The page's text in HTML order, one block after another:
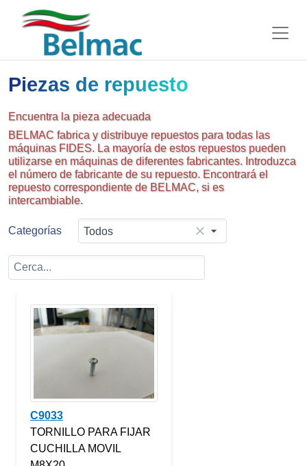
Piezas de repuesto
Encuentra la pieza adecuada
BELMAC fabrica y distribuye repuestos para todas las
máquinas FIDES. La mayoría de estos repuestos pueden
utilizarse en máquinas de diferentes fabricantes. Introduzca
el número de fabricante de su repuesto. Encontrará el
repuesto correspondiente de BELMAC, si es
intercambiable.
Categorías Todos
C9033
TORNILLO PARA FIJAR
CUCHILLA MOVIL